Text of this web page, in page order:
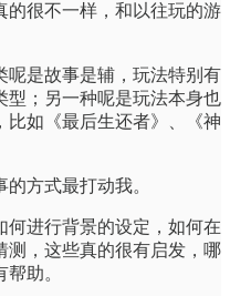
的很不一样，和以往玩的游
呢是故事是辅，玩法特别有
型；另一种呢是玩法本身也
比如《最后生还者》、《神
方式最打动我。
何进行背景的设定，如何在
测，这些真的很有启发，哪
助。